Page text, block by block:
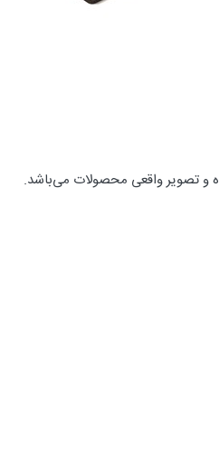
و تصویر واقعی محصولات می‌باشد.